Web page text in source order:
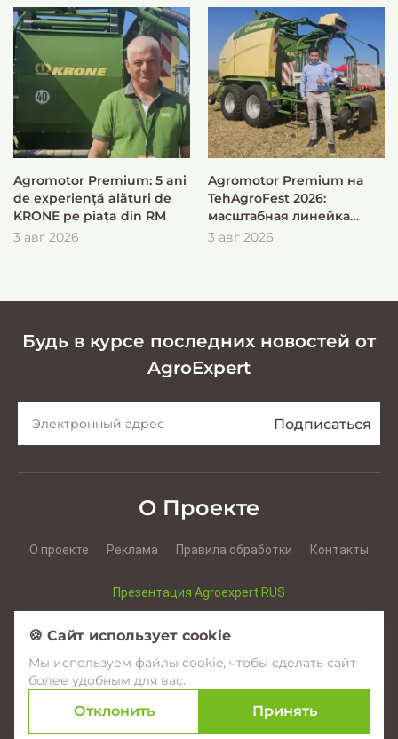
Agromotor Premium: 5 ani
de experiență alături de
KRONE pe piața din RM
3 авг 2026
Agromotor Premium на
TehAgroFest 2026:
масштабная линейка
KRONE для быстрой и
3 авг 2026
Будь в курсе последних новостей от
AgroExpert
О Проекте
О проекте Реклама Правила обработки Контакты
Презентация Agroexpert RUS
Facebook YouTube Instagram
© 2017–2026 Agroexpert.md
🍪 Сайт использует cookie
Мы используем файлы cookie, чтобы сделать сайт
более удобным для вас.
Отклонить Принять